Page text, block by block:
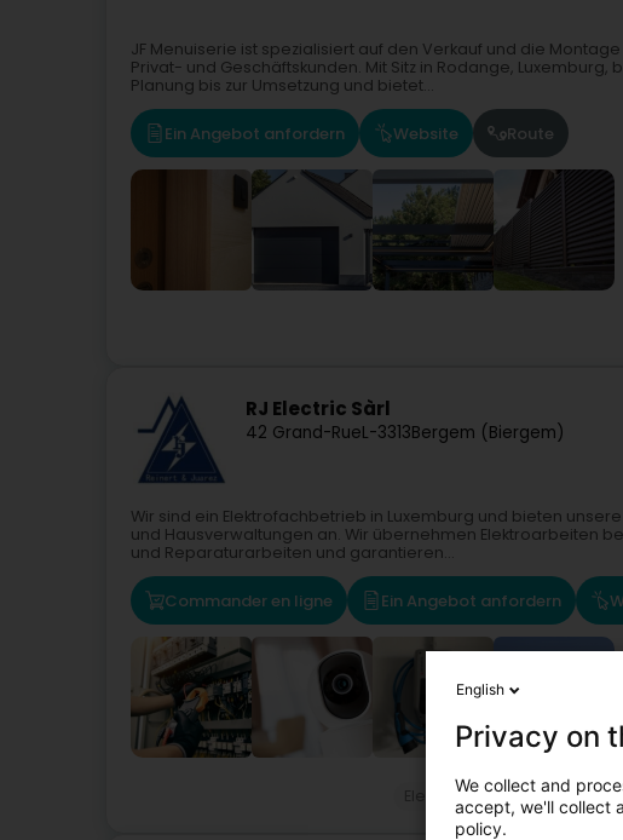
JF Menuiserie ist spezialisiert auf den Verkauf und die
Privat- und Geschäftskunden. Mit Sitz in Rodange,
Planung bis zur Umsetzung und bietet...
Ein Angebot anfordern Website Route
RJ Electric Sàrl
42 Grand-RueL-3313Bergem (Biergem)
Wir sind ein Elektrofachbetrieb in Luxemburg und bieten
und Hausverwaltungen an. Wir übernehmen Elektroarbeiten
und Reparaturarbeiten und garantieren...
Commander en ligne Ein Angebot anfordern
Elektroinstallateur
English
Privacy on
We collect and
accept, we'll collect
policy.